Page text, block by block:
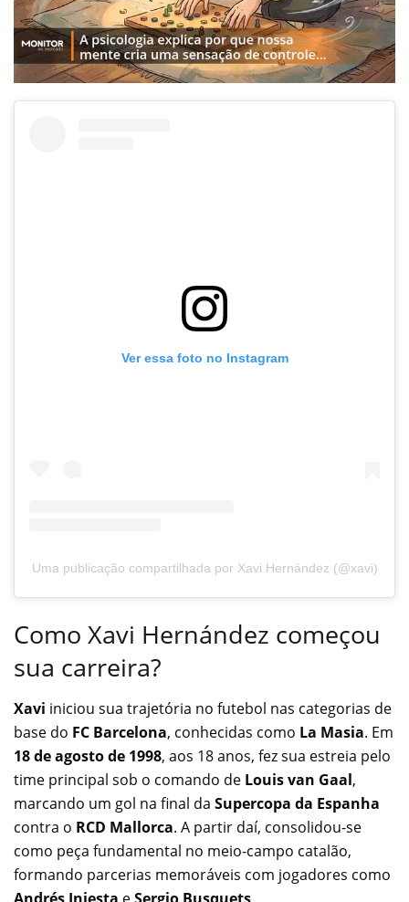
Ver essa foto no Instagram
Uma publicação compartilhada por Xavi Hernández (@xavi)
Como Xavi Hernández começou
sua carreira?
Xavi iniciou sua trajetória no futebol nas categorias de
base do FC Barcelona, conhecidas como La Masia. Em
18 de agosto de 1998, aos 18 anos, fez sua estreia pelo
time principal sob o comando de Louis van Gaal,
marcando um gol na final da Supercopa da Espanha
contra o RCD Mallorca. A partir daí, consolidou-se
como peça fundamental no meio-campo catalão,
formando parcerias memoráveis com jogadores como
Andrés Iniesta eSergio Busquets